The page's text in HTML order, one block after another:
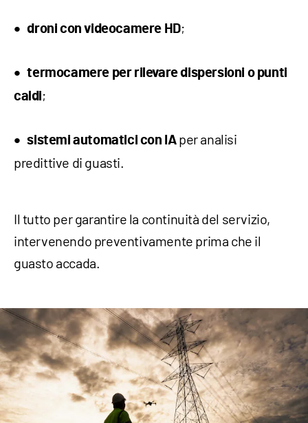
droni con videocamere HD;
termocamere per rilevare dispersioni o punti
caldi;
sistemi automatici con IAper analisi
predittive di guasti.
Il tutto per garantire la continuità del servizio,
intervenendo preventivamente prima che il
guasto accada.